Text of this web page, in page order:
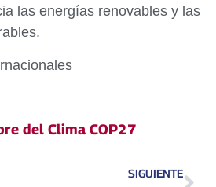
las energías renovables y las
del Clima COP27
SIGUIENTE